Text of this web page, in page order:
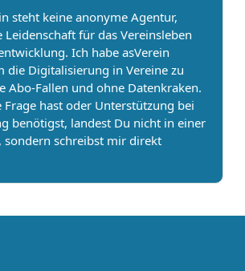
steht keine anonyme Agentur,
Leidenschaft für das Vereinsleben
Ich habe asVerein
die Digitalisierung in Vereine zu
Abo-Fallen und ohne Datenkraken.
Frage hast oder Unterstützung bei
benötigst, landest Du nicht in einer
sondern schreibst mir direkt